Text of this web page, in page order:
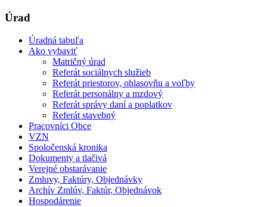
Úrad
Úradná tabuľa
Ako vybaviť
Matričný úrad
Referát sociálnych služieb
Referát priestorov, ohlasovňu a voľby
Referát personálny a mzdový
Referát správy daní a poplatkov
Referát stavebný
Pracovníci Obce
VZN
Spoločenská kronika
Dokumenty a tlačivá
Verejné obstarávanie
Zmluvy, Faktúry, Objednávky
Archív Zmlúv, Faktúr, Objednávok
Hospodárenie